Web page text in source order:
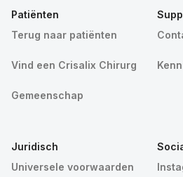
Patiënten
Terug naar patiënten
Vind een Crisalix Chirurg
Gemeenschap
Juridisch
Universele voorwaarden